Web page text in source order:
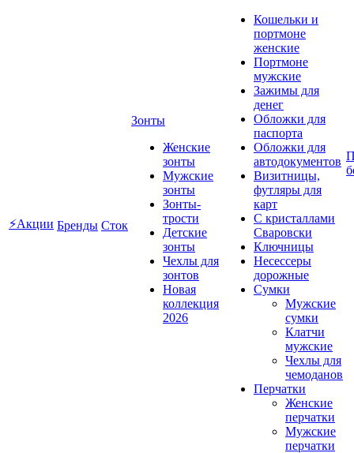
⚡Акции Бренды Сток
Зонты
Женские
зонты
Мужские
зонты
Зонты-
трости
Детские
зонты
Чехлы для
зонтов
Новая
коллекция
2026
Кошельки и
портмоне
женские
Портмоне
мужские
Зажимы для
денег
Обложки для
паспорта
Обложки для
автодокументов
Визитницы,
футляры для
карт
C кристаллами
Сваровски
Ключницы
Несессеры
дорожные
Сумки
Мужские
сумки
Клатчи
мужские
Чехлы для
чемоданов
Перчатки
Женские
перчатки
Мужские
перчатки